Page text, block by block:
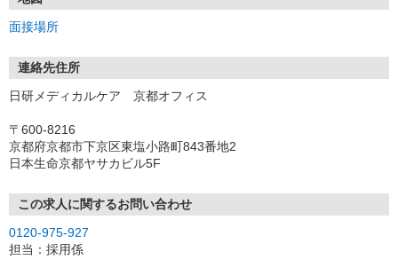
面接場所
連絡先住所
日研メディカルケア 京都オフィス
〒600-8216
京都府京都市下京区東塩小路町843番地2
日本生命京都ヤサカビル5F
この求人に関するお問い合わせ
0120-975-927
担当：採用係